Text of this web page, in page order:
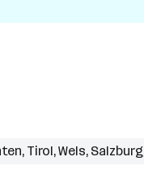
, Tirol,Wels, Salzburg